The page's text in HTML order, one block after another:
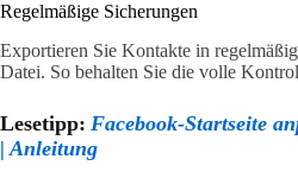
Regelmäßige Sicherungen
Exportieren Sie Kontakte in
Datei. So behalten Sie die volle
Lesetipp: Facebook-Startseite
| Anleitung